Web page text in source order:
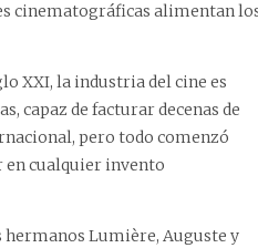
cinematográficas alimentan
XXI, la industria del cine es
capaz de facturar decenas de
pero todo comenzó
en cualquier invento
hermanos Lumière, Auguste y